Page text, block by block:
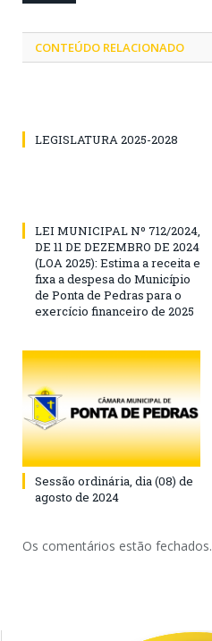
CONTEÚDO RELACIONADO
LEGISLATURA 2025-2028
LEI MUNICIPAL Nº 712/2024,
DE 11 DE DEZEMBRO DE 2024
(LOA 2025): Estima a receita e
fixa a despesa do Município
de Ponta de Pedras para o
exercício financeiro de 2025
Sessão ordinária, dia (08) de
agosto de 2024
Os comentários estão fechados.